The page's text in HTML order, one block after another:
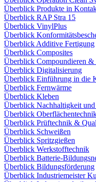
Überblick Produkte in
Überblick RAP Stra 15
Überblick VinylPlus
Überblick
Überblick Additive Fertigung
Überblick Composites
Überblick Compoundieren &
Überblick Digitalisierung
Überblick Einführung in die
Überblick Fernwärme
Überblick Kleben
Überblick Nachhaltigkeit
Überblick
Überblick Prüftechnik &
Überblick Schweißen
Überblick Spritzgießen
Überblick Werkstofftechnik
Überblick Batterie-
Überblick Bildungsförderung
Überblick Industriemeister